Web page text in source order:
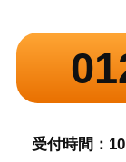
受付時間：